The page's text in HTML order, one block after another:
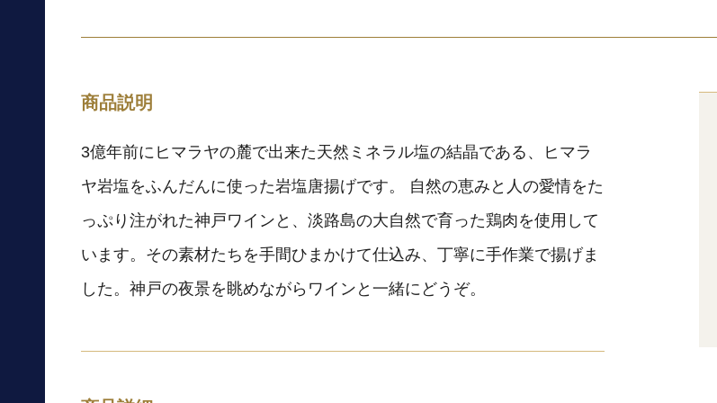
商品説明
3億年前にヒマラヤの麓で出来た天然ミネラル塩の結晶である、ヒマラ
ヤ岩塩をふんだんに使った岩塩唐揚げです。 自然の恵みと人の愛情をた
っぷり注がれた神戸ワインと、淡路島の大自然で育った鶏肉を使用して
います。その素材たちを手間ひまかけて仕込み、丁寧に手作業で揚げま
した。神戸の夜景を眺めながらワインと一緒にどうぞ。